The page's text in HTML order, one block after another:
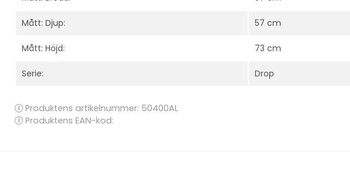
Mått: Djup: 57 cm
Mått: Höjd: 73 cm
Serie: Drop
Produktens artikelnummer: 50400AL
Produktens EAN-kod: